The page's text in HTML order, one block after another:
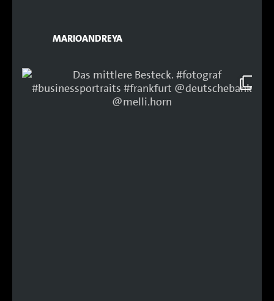
MARIOANDREYA